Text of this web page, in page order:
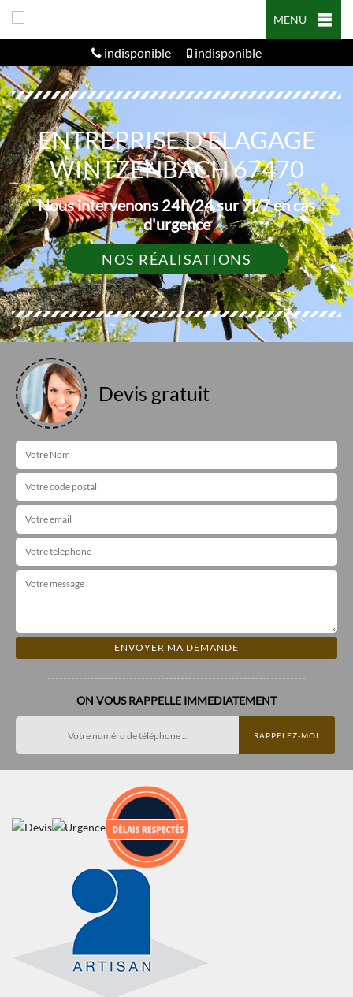
MENU
indisponible indisponible
ENTREPRISE D'ELAGAGE
WINTZENBACH 67470
Nous intervenons 24h/24 sur 7j/7 en cas
d'urgence
NOS RÉALISATIONS
Devis gratuit
ON VOUS RAPPELLE IMMEDIATEMENT